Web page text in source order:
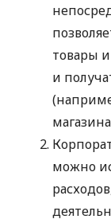
товары
и
можно